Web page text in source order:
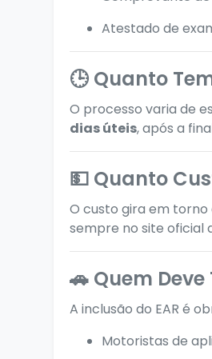
Atestado de
🕒 Quanto
O processo varia de
dias úteis, após a
💵 Quanto
O custo gira em torno
sempre no site oficial
🚗 Quem Deve
A inclusão do EAR é
Motoristas de